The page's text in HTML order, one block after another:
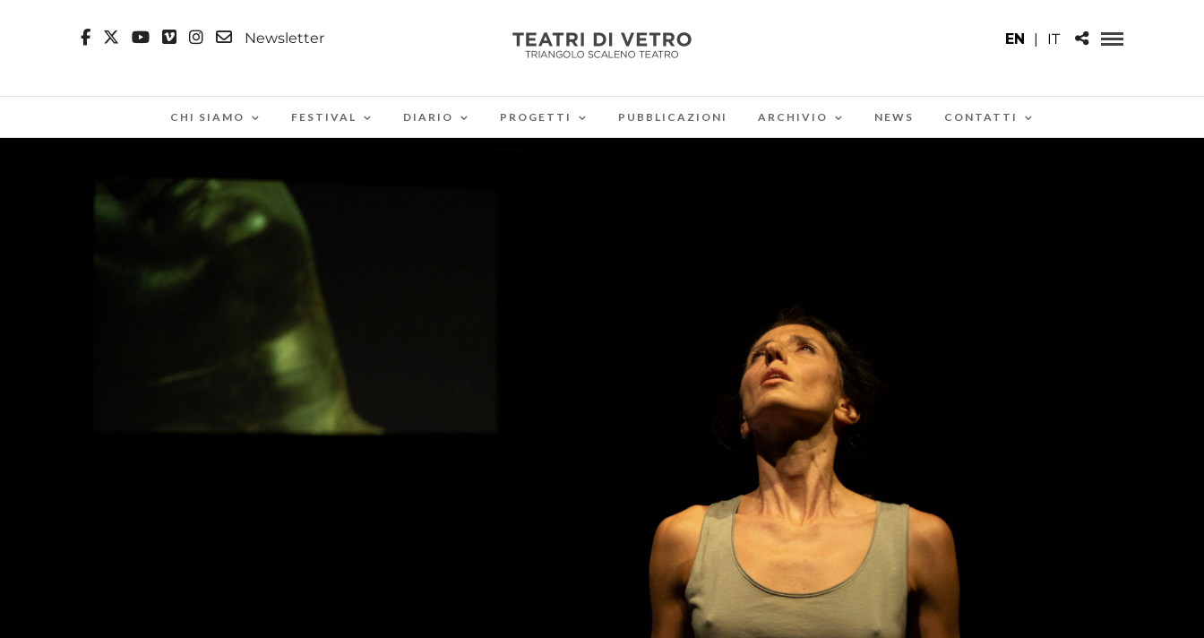
Newsletter EN | IT
CHI SIAMO FESTIVAL DIARIO PROGETTI PUBBLICAZIONI ARCHIVIO NEWS CONTATTI